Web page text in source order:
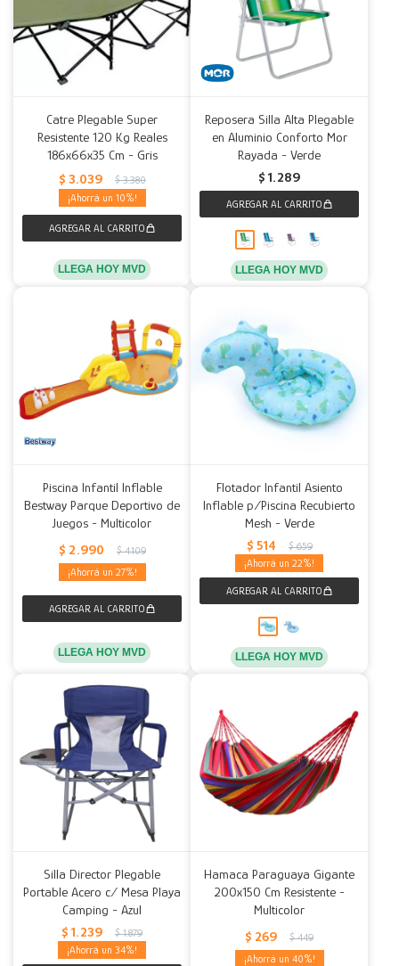
Catre Plegable Super
Resistente 120 Kg Reales
186x66x35 Cm - Gris
$ 3.039 $ 3.380
10
LLEGA HOY MVD
Reposera Silla Alta Plegable
en Aluminio Conforto Mor
Rayada - Verde
$ 1.289
LLEGA HOY MVD
Piscina Infantil Inflable
Bestway Parque Deportivo de
Juegos - Multicolor
$ 2.990 $ 4.109
27
LLEGA HOY MVD
Flotador Infantil Asiento
Inflable p/Piscina Recubierto
Mesh - Verde
$ 514 $ 659
22
LLEGA HOY MVD
Silla Director Plegable
Portable Acero c/ Mesa Playa
Camping - Azul
$ 1.239 $ 1.879
34
Hamaca Paraguaya Gigante
200x150 Cm Resistente -
Multicolor
$ 269 $ 449
40